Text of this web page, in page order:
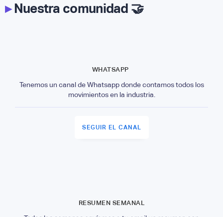
▸Nuestra comunidad 🤝
WHATSAPP
Tenemos un canal de Whatsapp donde contamos todos los
movimientos en la industria.
SEGUIR EL CANAL
RESUMEN SEMANAL